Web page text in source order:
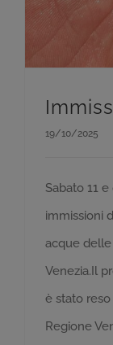
19/10/2025
Sabato 11
immissioni
acque delle
Venezia.Il
è stato
Regione